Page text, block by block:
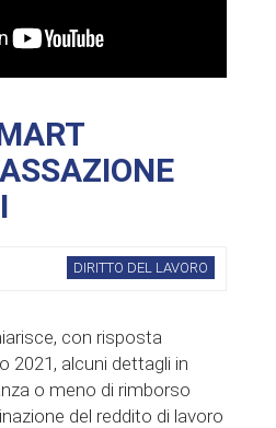
DIRITTO DEL LAVORO
con risposta
2021, alcuni dettagli in
o meno di rimborso
del reddito di lavoro